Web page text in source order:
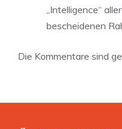
„Intelligence“
bescheidenen
Die Kommentare sind